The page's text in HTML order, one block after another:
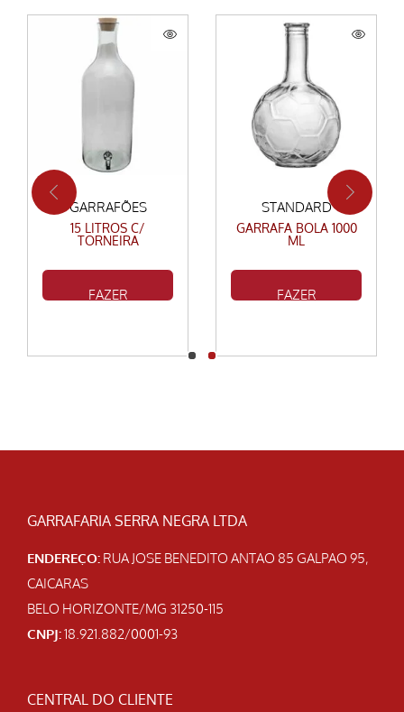
GARRAFÕES
15 LITROS C/
TORNEIRA
FAZER
STANDARD
GARRAFA BOLA 1000
ML
FAZER
GARRAFARIA SERRA NEGRA LTDA
ENDEREÇO: RUA JOSE BENEDITO ANTAO 85 GALPAO 95,
CAICARAS
BELO HORIZONTE/MG 31250-115
CNPJ:18.921.882/0001-93
CENTRAL DO CLIENTE